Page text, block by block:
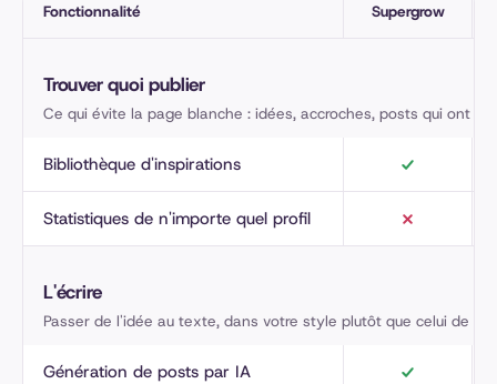
Fonctionnalité Supergrow
Trouver quoi publier
Ce qui évite la page blanche : idées, accroches, posts qui ont
Bibliothèque d'inspirations
Statistiques de n'importe quel profil
L'écrire
Passer de l'idée au texte, dans votre style plutôt que celui de l'IA.
Génération de posts par IA